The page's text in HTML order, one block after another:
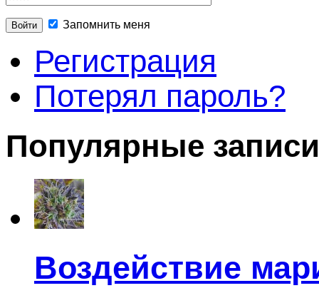
Запомнить меня
Регистрация
Потерял пароль?
Популярные записи
Воздействие